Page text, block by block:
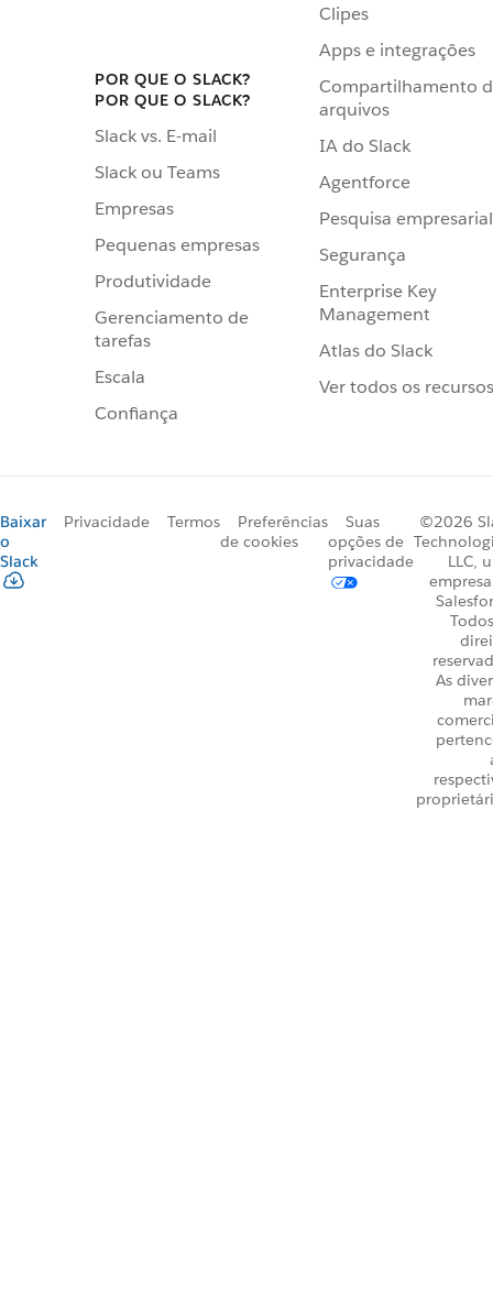
POR QUE O SLACK?
POR QUE O SLACK?
Slack vs. E-mail
Slack ou Teams
Empresas
Pequenas empresas
Produtividade
Gerenciamento de
tarefas
Escala
Confiança
Clipes
Apps e integrações
Compartilhamento
arquivos
IA do Slack
Agentforce
Pesquisa empresarial
Segurança
Enterprise Key
Management
Atlas do Slack
Ver todos os recursos
Baixar
o
Slack
Privacidade Termos
Preferências
de cookies
Suas
opções de
privacidade
©2026
LLC,
As